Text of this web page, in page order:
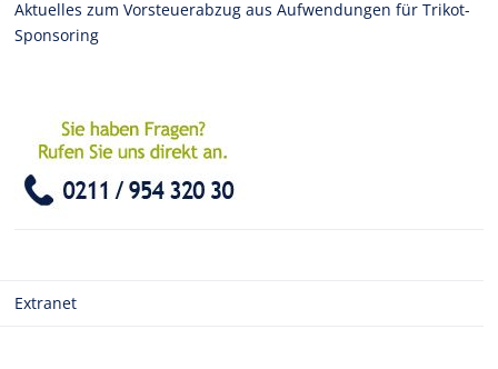
Aktuelles zum Vorsteuerabzug aus Aufwendungen für Trikot-
Sponsoring
Extranet